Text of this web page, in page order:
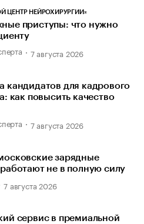
ЦЕНТР НЕЙРОХИРУРГИИ»
приступы: что нужно
7 августа 2026
кандидатов для кадрового
как повысить качество
7 августа 2026
зарядные
не в полную силу
7 августа 2026
сервис в премиальной